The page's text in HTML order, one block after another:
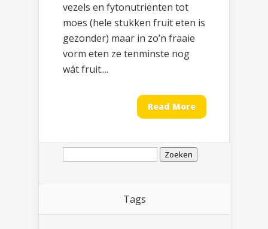
vezels en fytonutriënten tot
moes (hele stukken fruit eten is
gezonder) maar in zo’n fraaie
vorm eten ze tenminste nog
wát fruit....
Read More
Zoeken
Tags